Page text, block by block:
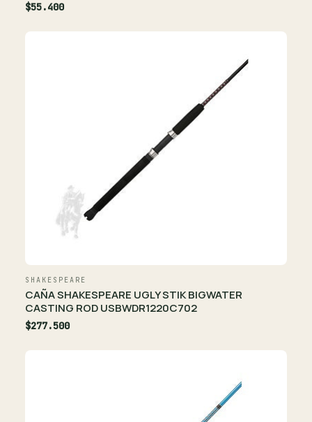
$55.400
SHAKESPEARE
CAÑA SHAKESPEARE UGLY STIK BIGWATER
CASTING ROD USBWDR1220C702
$277.500